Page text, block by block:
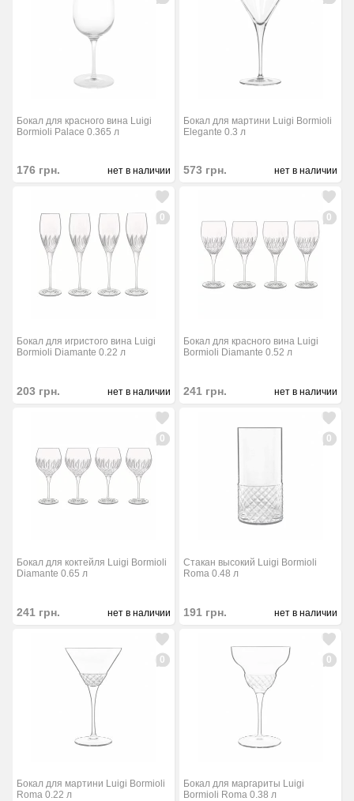
Бокал для красного вина Luigi
Bormioli Palace 0.365 л
176 грн. нет в наличии
Бокал для мартини Luigi Bormioli
Elegante 0.3 л
573 грн. нет в наличии
0
Бокал для игристого вина Luigi
Bormioli Diamante 0.22 л
203 грн. нет в наличии
0
Бокал для красного вина Luigi
Bormioli Diamante 0.52 л
241 грн. нет в наличии
0
Бокал для коктейля Luigi Bormioli
Diamante 0.65 л
241 грн. нет в наличии
0
Стакан высокий Luigi Bormioli
Roma 0.48 л
191 грн. нет в наличии
0
Бокал для мартини Luigi Bormioli
Roma 0.22 л
0
Бокал для маргариты Luigi
Bormioli Roma 0.38 л